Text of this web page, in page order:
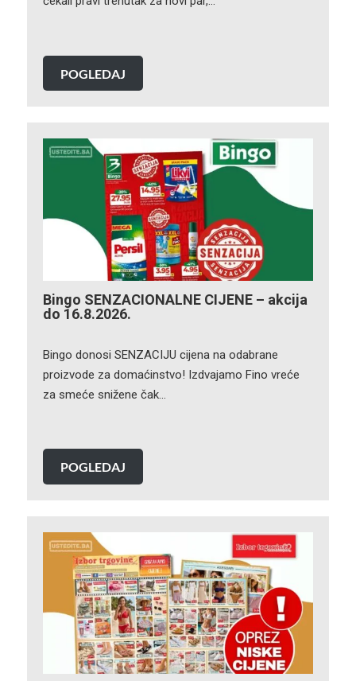
POGLEDAJ
Bingo SENZACIONALNE CIJENE – akcija
do 16.8.2026.
Bingo donosi SENZACIJU cijena na odabrane
proizvode za domaćinstvo! Izdvajamo Fino vreće
za smeće snižene čak…
POGLEDAJ